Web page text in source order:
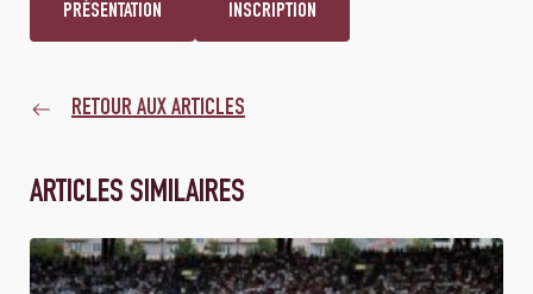
PRÉSENTATION INSCRIPTION
RETOUR AUX ARTICLES
ARTICLES SIMILAIRES